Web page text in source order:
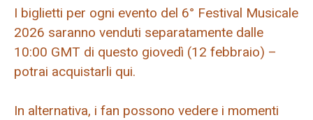
I biglietti per ogni evento del 6° Festival Musicale
2026 saranno venduti separatamente dalle
10:00 GMT di questo giovedì (12 febbraio) –
potrai acquistarli qui.
In alternativa, i fan possono vedere i momenti